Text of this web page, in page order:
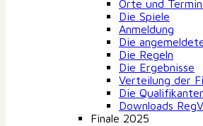
Orte und
Die Spiele
Anmeldung
Die
Die Regeln
Die Ergebnisse
Verteilung der
Die
Downloads
Finale 2025